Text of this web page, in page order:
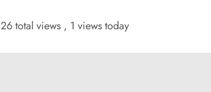
26 total views , 1 views today